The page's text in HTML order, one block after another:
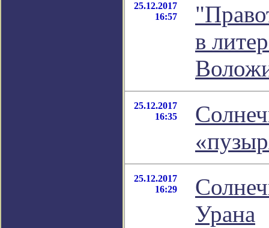
25.12.2017
16:57
в
25.12.2017
16:35
25.12.2017
16:29
Урана